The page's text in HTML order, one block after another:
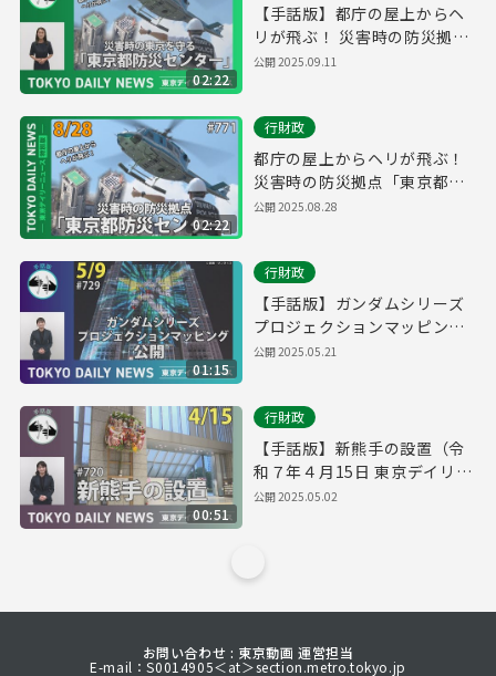
02:22
【手話版】都庁の屋上からヘ
リが飛ぶ！ 災害時の防災拠点
「東京都防災センター」（令
公開2025.09.11
02:22
行財政
都庁の屋上からヘリが飛ぶ！
災害時の防災拠点「東京都防
災センター」（令和７年８月
公開2025.08.28
01:15
行財政
【手話版】ガンダムシリーズ
プロジェクションマッピング
公開（令和７年５月９日 東京
公開2025.05.21
00:51
行財政
【手話版】新熊手の設置（令
和７年４月15日 東京デイリー
ニュース No.720）
公開2025.05.02
お問い合わせ : 東京動画 運営担当
E-mail：S0014905＜at＞section.metro.tokyo.jp